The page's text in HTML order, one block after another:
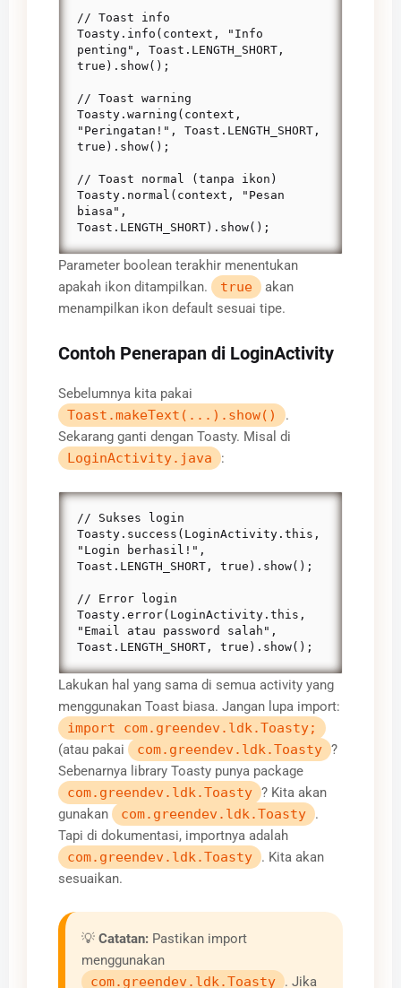
// Toast info
Toasty.info(context, "Info
penting", Toast.LENGTH_SHORT,
true).show();
// Toast warning
Toasty.warning(context,
"Peringatan!", Toast.LENGTH_SHORT,
true).show();
// Toast normal (tanpa ikon)
Toasty.normal(context, "Pesan
biasa",
Toast.LENGTH_SHORT).show();
Parameter boolean terakhir menentukan
apakah ikon ditampilkan.
true
akan
menampilkan ikon default sesuai tipe.
Contoh Penerapan di LoginActivity
Sebelumnya kita pakai
Toast.makeText(...).show()
.
Sekarang ganti dengan Toasty. Misal di
LoginActivity.java
:
// Sukses login
Toasty.success(LoginActivity.this,
"Login berhasil!",
Toast.LENGTH_SHORT, true).show();
// Error login
Toasty.error(LoginActivity.this,
"Email atau password salah",
Toast.LENGTH_SHORT, true).show();
Lakukan hal yang sama di semua activity yang
menggunakan Toast biasa. Jangan lupa import:
import com.greendev.ldk.Toasty;
(atau pakai
com.greendev.ldk.Toasty ?
Sebenarnya library Toasty punya package
com.greendev.ldk.Toasty ? Kita akan
gunakan
com.greendev.ldk.Toasty
.
Tapi di dokumentasi, importnya adalah
com.greendev.ldk.Toasty
. Kita akan
sesuaikan.
💡 Catatan: Pastikan import
menggunakan
com.greendev.ldk.Toasty
. Jika